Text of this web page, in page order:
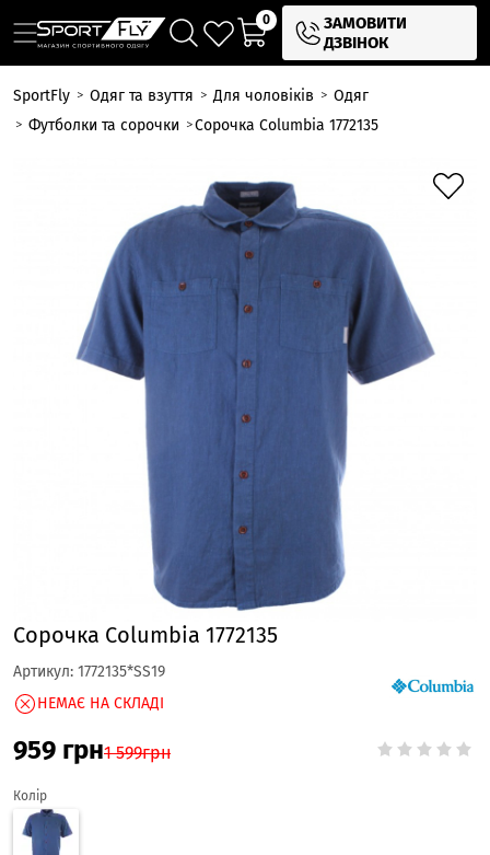
0
ЗАМОВИТИ
ДЗВІНОК
SportFly Одяг та взуття Для чоловіків
Одяг
Футболки та сорочки
Сорочка Columbia 1772135
Сорочка Columbia 1772135
Артикул: 1772135*SS19
НЕМАЄ НА СКЛАДІ
959 грн1 599грн
Колір